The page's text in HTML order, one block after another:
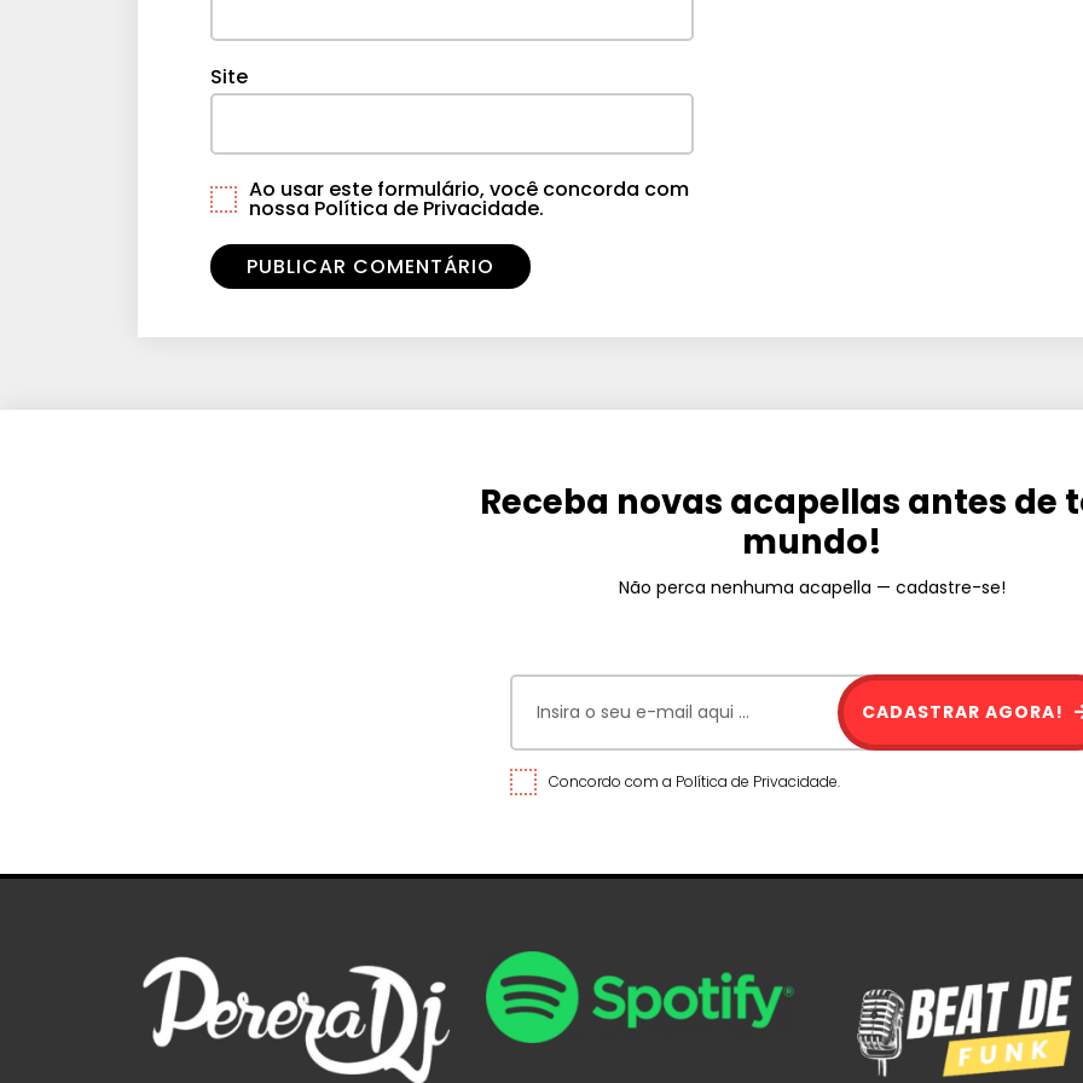
Site
Ao usar este formulário, você concorda com
nossa Política de Privacidade.
Receba novas acapellas antes de
mundo!
Não perca nenhuma acapella — cadastre-se!
Concordo com a Política de Privacidade.
CADASTRAR AGORA!